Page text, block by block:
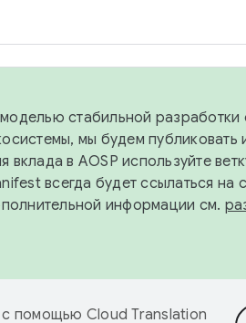
стабильной разработки
мы будем публиковать
в AOSP используйте
всегда будет ссылаться на
информации см.
с помощью Cloud Translation